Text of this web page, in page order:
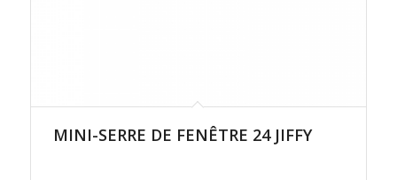
MINI-SERRE DE FENÊTRE 24 JIFFY